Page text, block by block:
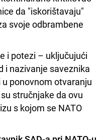
da "iskorištavaju"
svoje odbrambene
i potezi – uključujući
i nazivanje saveznika
u ponovnom otvaranju
stručnjake da ovu
s kojom se NATO